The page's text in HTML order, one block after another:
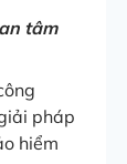
tâm
pháp
hiểm